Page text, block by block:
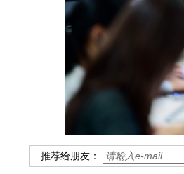
推荐给朋友：